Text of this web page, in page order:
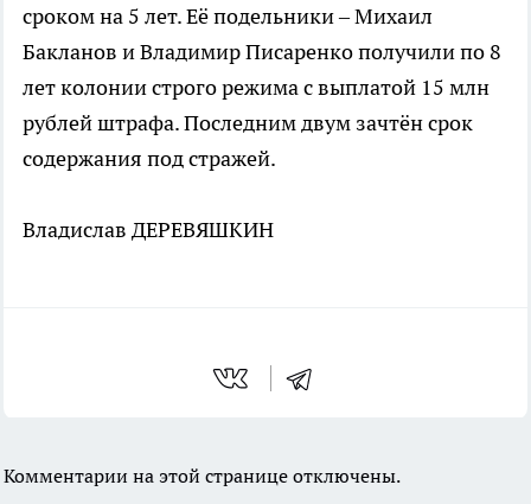
сроком на 5 лет. Её подельники – Михаил
Бакланов и Владимир Писаренко получили по 8
лет колонии строго режима с выплатой 15 млн
рублей штрафа. Последним двум зачтён срок
содержания под стражей.
Владислав ДЕРЕВЯШКИН
Комментарии на этой странице отключены.